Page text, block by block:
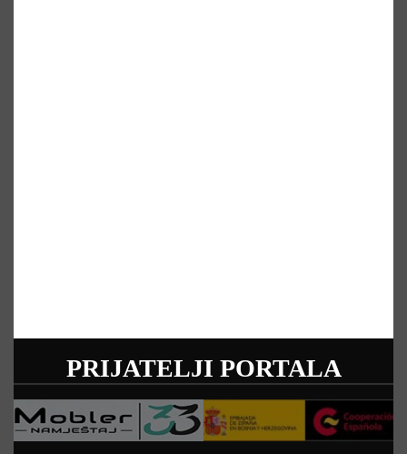
PRIJATELJI PORTALA